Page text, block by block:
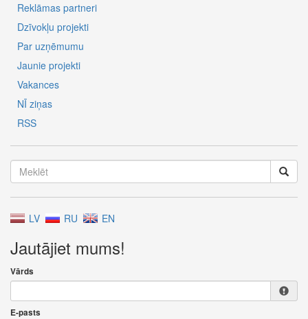
Reklāmas partneri
Dzīvokļu projekti
Par uzņēmumu
Jaunie projekti
Vakances
NĪ ziņas
RSS
LV RU EN
Jautājiet mums!
Vārds
E-pasts